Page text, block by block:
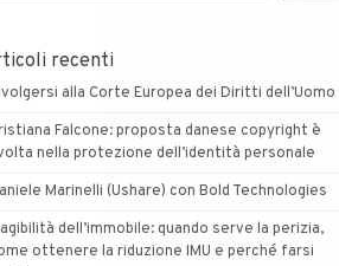
recenti
alla Corte Europea dei Diritti dell’Uomo
Falcone: proposta danese copyright è
nella protezione dell’identità personale
Marinelli (Ushare) con Bold Technologies
dell’immobile: quando serve la perizia,
ottenere la riduzione IMU e perché farsi